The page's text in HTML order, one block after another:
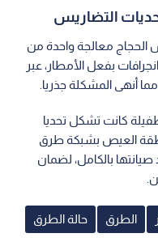
التضاريس
الحجاج معالجة واحدة من
بفعل الأمطار، عبر
كانت تشكل تحديا
العيص بشبكة طرق
بالكامل، لضمان
الطرق حالة الطرق